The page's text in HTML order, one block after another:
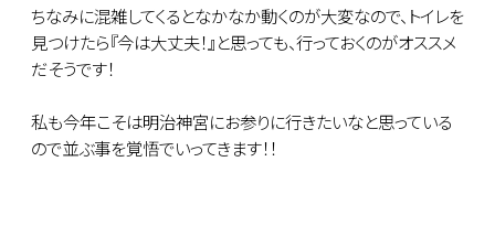
ちなみに混雑してくるとなかなか動くのが大変なので、トイレを
見つけたら『今は大丈夫！』と思っても、行っておくのがオススメ
だそうです！
私も今年こそは明治神宮にお参りに行きたいなと思っている
ので並ぶ事を覚悟でいってきます！！